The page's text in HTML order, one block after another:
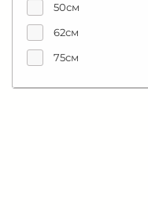
50см
62см
75см